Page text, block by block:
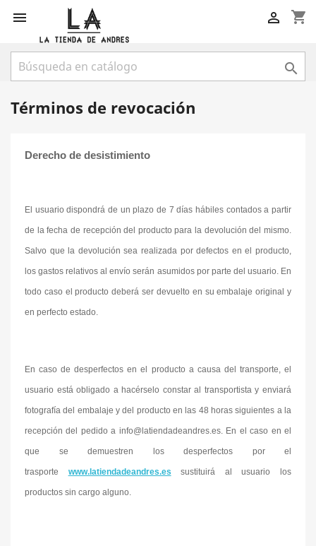
 shopping_cart


Términos de revocación
Derecho de desistimiento
El usuario dispondrá de un plazo de 7 días hábiles contados a partir
de la fecha de recepción del producto para la devolución del mismo.
Salvo que la devolución sea realizada por defectos en el producto,
los gastos relativos al envío serán asumidos por parte del usuario. En
todo caso el producto deberá ser devuelto en su embalaje original y
en perfecto estado.
En caso de desperfectos en el producto a causa del transporte, el
usuario está obligado a hacérselo constar al transportista y enviará
fotografía del embalaje y del producto en las 48 horas siguientes a la
recepción del pedido a info@latiendadeandres.es. En el caso en el
que se demuestren los desperfectos por el
trasporte www.latiendadeandres.es sustituirá al usuario los
productos sin cargo alguno.